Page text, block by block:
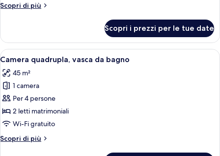
2
Scopri di più
Altri
Standard
con
2
singoli
Scopri i prezzi per le tue date
Apri
tutte
le
foto
per
Camera
quadrupla,
da
Una camera d'albergo moderna con
4
Camera quadrupla, vasca da bagno
45 m²
1 camera
Per 4 persone
2 letti matrimoniali
Wi-Fi gratuito
Scopri di più
Altri